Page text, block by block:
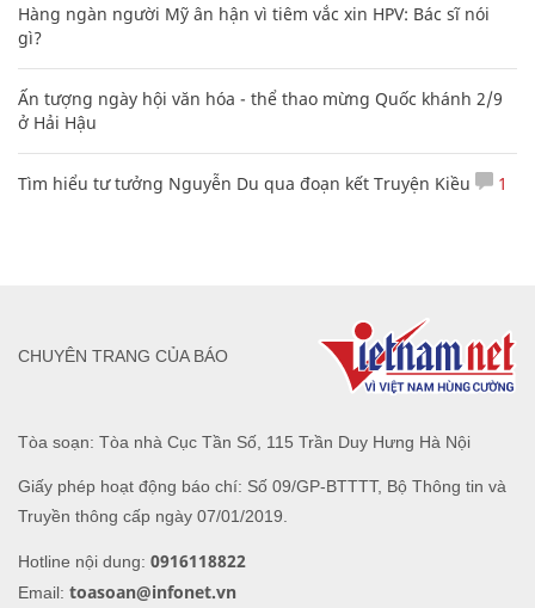
Hàng ngàn người Mỹ ân hận vì tiêm vắc xin HPV: Bác sĩ nói
gì?
Ấn tượng ngày hội văn hóa - thể thao mừng Quốc khánh 2/9
ở Hải Hậu
Tìm hiểu tư tưởng Nguyễn Du qua đoạn kết Truyện Kiều 1
Tòa soạn: Tòa nhà Cục Tần Số, 115 Trần Duy Hưng Hà Nội
Giấy phép hoạt động báo chí: Số 09/GP-BTTTT, Bộ Thông tin và
Truyền thông cấp ngày 07/01/2019.
Hotline nội dung: 0916118822
Email: toasoan@infonet.vn
CHUYÊN TRANG CỦA BÁO